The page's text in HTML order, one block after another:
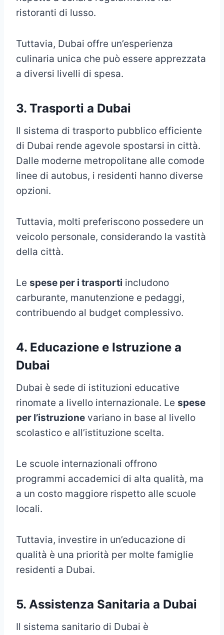
ristoranti di lusso.
Tuttavia, Dubai offre un’esperienza
culinaria unica che può essere apprezzata
a diversi livelli di spesa.
3. Trasporti a Dubai
Il sistema di trasporto pubblico efficiente
di Dubai rende agevole spostarsi in città.
Dalle moderne metropolitane alle comode
linee di autobus, i residenti hanno diverse
opzioni.
Tuttavia, molti preferiscono possedere un
veicolo personale, considerando la vastità
della città.
Le spese per i trasporti includono
carburante, manutenzione e pedaggi,
contribuendo al budget complessivo.
4. Educazione e Istruzione a
Dubai
Dubai è sede di istituzioni educative
rinomate a livello internazionale. Le spese
per l’istruzione variano in base al livello
scolastico e all’istituzione scelta.
Le scuole internazionali offrono
programmi accademici di alta qualità, ma
a un costo maggiore rispetto alle scuole
locali.
Tuttavia, investire in un’educazione di
qualità è una priorità per molte famiglie
residenti a Dubai.
5. Assistenza Sanitaria a Dubai
Il sistema sanitario di Dubai è